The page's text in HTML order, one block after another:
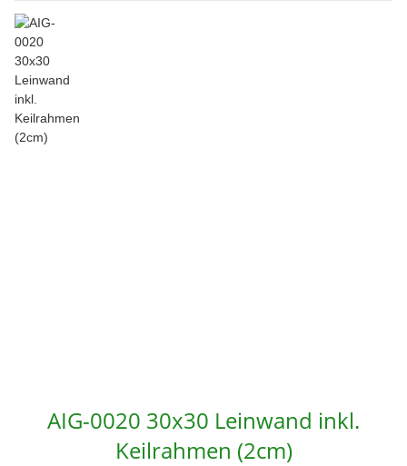
AIG-0020 30x30 Leinwand inkl.
Keilrahmen (2cm)